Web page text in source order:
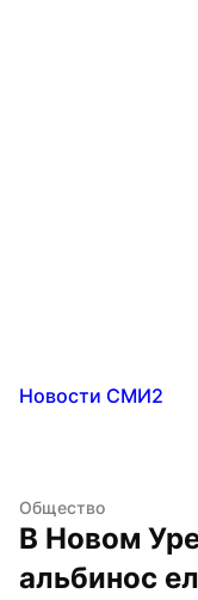
Новости СМИ2
Общество
В Новом
альбинос